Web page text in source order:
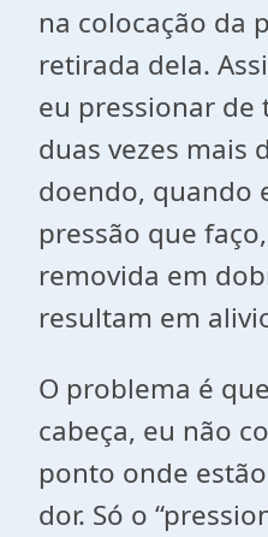
na colocação da
retirada dela.
eu pressionar de
duas vezes mais
doendo, quando
pressão que
removida em
resultam em
O problema é
cabeça, eu não
ponto onde
dor. Só o